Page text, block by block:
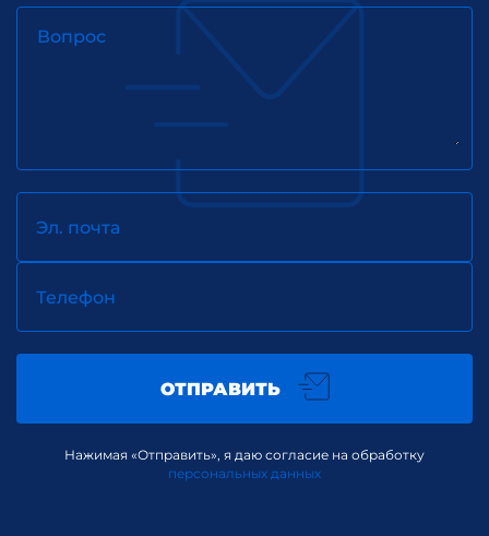
Вопрос
Эл. почта
Телефон
ОТПРАВИТЬ
Нажимая «Отправить», я даю согласие на обработку
персональных данных